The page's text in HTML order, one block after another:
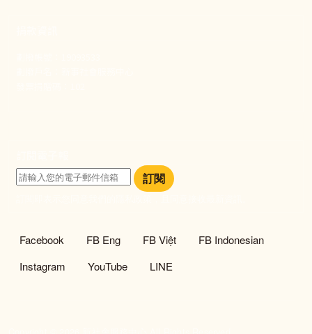
訂閱
社群選單
Facebook FB Eng FB Việt
FB Indonesian
Instagram
YouTube LINE